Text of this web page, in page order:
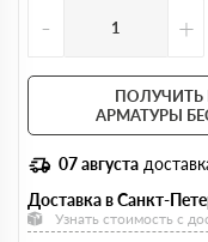
- +
ПОЛУЧИТЬ
АРМАТУРЫ
07 августа
Доставка в Санкт-
Узнать стоимость с